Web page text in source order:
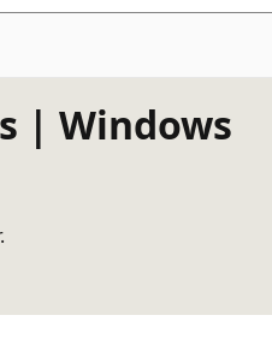
| Windows